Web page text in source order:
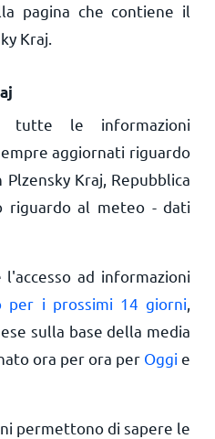
pagina che contiene il
Kraj.
tutte le informazioni
aggiornati riguardo
Kraj, Repubblica
riguardo al meteo - dati
ad informazioni
per i prossimi 14 giorni
sulla base della media
ora per ora per Oggi e
permettono di sapere le